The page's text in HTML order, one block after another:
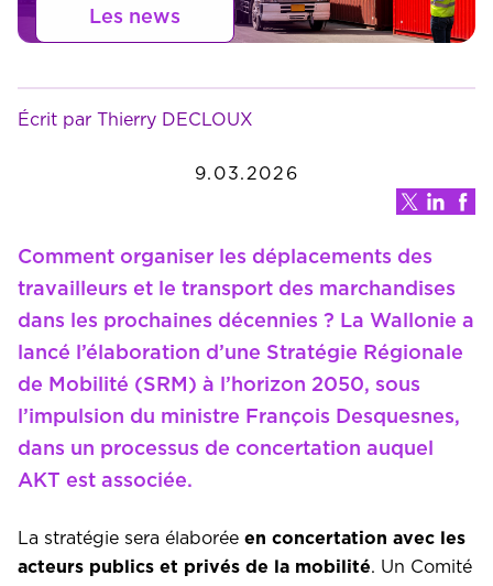
Les news
Écrit par Thierry DECLOUX
9.03.2026
Comment organiser les déplacements des
travailleurs et le transport des marchandises
dans les prochaines décennies ? La Wallonie a
lancé l’élaboration d’une Stratégie Régionale
de Mobilité (SRM) à l’horizon 2050, sous
l’impulsion du ministre François Desquesnes,
dans un processus de concertation auquel
AKT est associée.
La stratégie sera élaborée en concertation avec les
acteurs publics et privés de la mobilité. Un Comité